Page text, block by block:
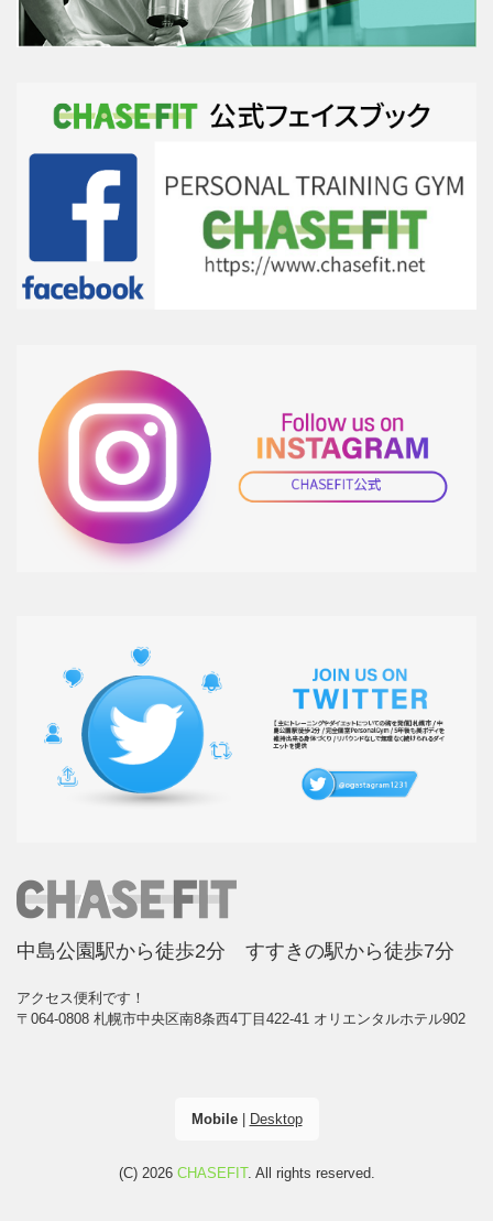
中島公園駅から徒歩2分 すすきの駅から徒歩7分
アクセス便利です！
〒064-0808 札幌市中央区南8条西4丁目422-41 オリエンタルホテル902
Mobile| Desktop
(C) 2026 CHASEFIT. All rights reserved.